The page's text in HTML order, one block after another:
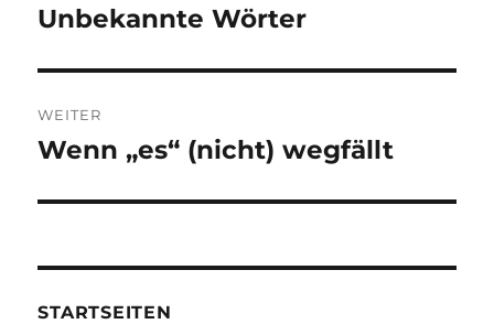
Vorheriger
Unbekannte Wörter
WEITER
Nächster
Wenn „es“ (nicht) wegfällt
STARTSEITEN